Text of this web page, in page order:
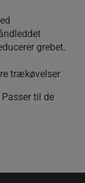
grebet.
trækøvelser
til de